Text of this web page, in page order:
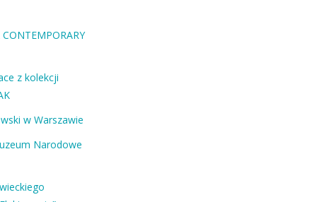
z kolekcji
w Warszawie
Narodowe